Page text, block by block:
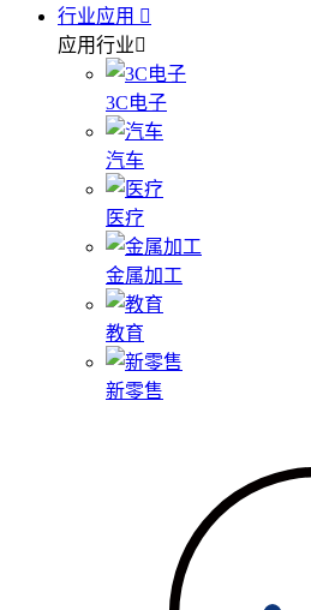
行业应用
应用行业
3C电子
汽车
医疗
金属加工
教育
新零售